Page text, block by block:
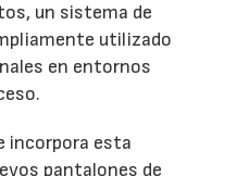
un sistema de
utilizado
en entornos
incorpora esta
pantalones de